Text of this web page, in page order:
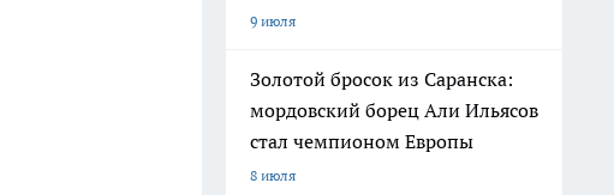
9 июля
Золотой бросок из Саранска:
мордовский борец Али Ильясов
стал чемпионом Европы
8 июля